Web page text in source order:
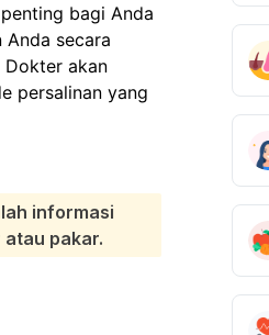
bagi Anda
secara
Dokter akan
persalinan yang
informasi
pakar.